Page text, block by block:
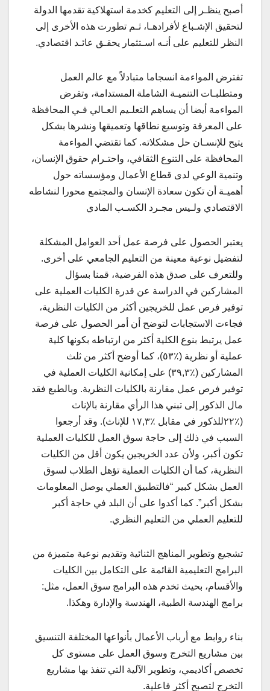
أصبح ينظـر إلى التعليم كخدمة استهلاكية تقدمها الدولة
لتحقيق الإشـباع لأفرادهـا، ثـم تطورت هذه الأخرى إلى
النظر للتعليم على أنـه اسـتثمار يحقـق عائـد اقتصادي.
تفترض المواءمة انسجاما متبادلاً مع عالم العمل
ومتطلبـات التنميـة الشاملة المستدامة، وتفرض
المواءمة أيضا أن يساهم التعلـيم العـالي فـي المحافظة
على المعرفة وتوسيع نطاقها وتعميقها ونشرها بشكل
يتيح للإنسـان حل مشكلاته. كما تقتضي المواءمة
المحافظة على التنوع الثقافي، واحتـرام حقوق الإنسان،
وتنمية الوعي لدى قطاع الأعمال ومؤسساته حول
أهميـة أن تكون سعادة الإنسان والمجتمع محورا لنشاطه
الاقتصادي ولـيس مجـرد الكسـب المادي
يعتبر الحصول على فرصة عمل أحد العوامل المشكلة
لتفضيل نوعية معينة من التعليم الجامعي على أخرى.
وللتعرف على صدق هذه الفرضية، قمنا بسؤال
المشاركين في الدراسة عن قدرة الكليات العملية على
توفير فرص عمل للخريجين أكثر من الكليات النظرية،
فجاءت الاستجابات لتوضح أن أمر الحصول على فرصة
عمل يرتبط بنوع الكلية أكثر من ارتباطه بكونها كلية
عملية أو نظرية (٪٥٣)، كما أوضح أكثر من ثلث
المشاركين (٪٣٩,٣) على إمكانية الكليات العملية في
توفير فرص عمل مقارنة بالكليات النظرية. وبالطبع فقد
مال الذكور إلى تبني هذا الرأي مقارنة بالإناث
(٪٢٢للذكور في مقابل ٪١٧,٣ للإناث). وقد أرجعوا
السبب في ذلك إلى حاجة سوق العمل للكليات العملية
تكون أكبر، ولأن عدد الخريجين يكون أقل من الكليات
النظرية، كما أن الكليات العملية تؤهل الطلاب لسوق
العمل بشكل كبير “فالتطبيق العملي يوصل المعلومات
بشكل أكبر”. كما أكدوا على أن البلد في حاجة أكبر
للتعليم العملي من التعليم النظري.
تشجيع وتطوير المناهج الثنائية وتقديم نوعية متميزة من
البرامج التعليمية القائمة على التكامل بين الكليات
والأقسام، بحيث تخدم هذه البرامج سوق العمل، مثل:
برامج الهندسة الطبية، الهندسة والإدارة وهكذا.
بناء روابط مع أرباب الأعمال بأنواعها المختلفة التنسيق
بين مشاريع التخرج وسوق العمل على مستوى كل
تخصص أكاديمي، وتطوير الآلية التي تنفذ بها مشاريع
التخرج لتصبح أكثر فاعلية.